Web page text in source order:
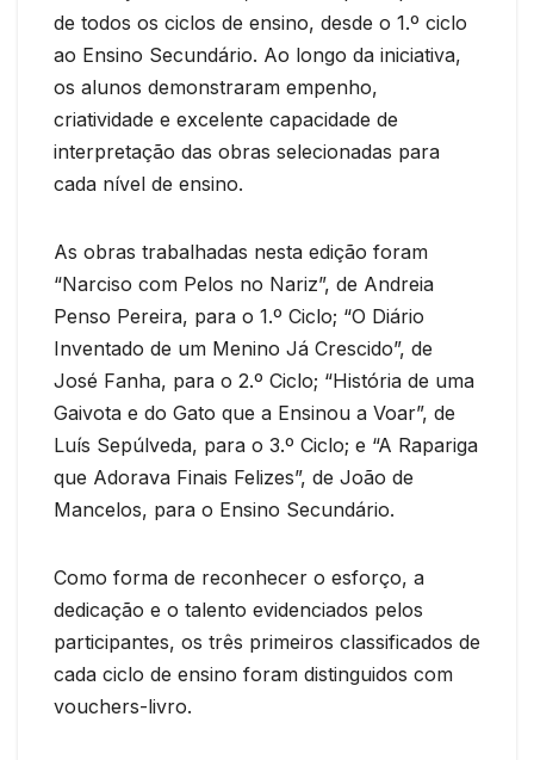
de todos os ciclos de ensino, desde o 1.º ciclo
ao Ensino Secundário. Ao longo da iniciativa,
os alunos demonstraram empenho,
criatividade e excelente capacidade de
interpretação das obras selecionadas para
cada nível de ensino.
As obras trabalhadas nesta edição foram
“Narciso com Pelos no Nariz”, de Andreia
Penso Pereira, para o 1.º Ciclo; “O Diário
Inventado de um Menino Já Crescido”, de
José Fanha, para o 2.º Ciclo; “História de uma
Gaivota e do Gato que a Ensinou a Voar”, de
Luís Sepúlveda, para o 3.º Ciclo; e “A Rapariga
que Adorava Finais Felizes”, de João de
Mancelos, para o Ensino Secundário.
Como forma de reconhecer o esforço, a
dedicação e o talento evidenciados pelos
participantes, os três primeiros classificados de
cada ciclo de ensino foram distinguidos com
vouchers-livro.